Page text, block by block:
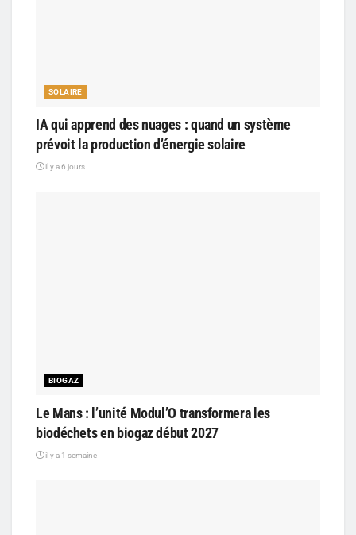
SOLAIRE
IA qui apprend des nuages : quand un système
prévoit la production d’énergie solaire
il y a 6 jours
BIOGAZ
Le Mans : l’unité Modul’O transformera les
biodéchets en biogaz début 2027
il y a 1 semaine